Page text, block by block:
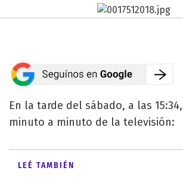
En la tarde del sábado, a las
minuto a minuto de la televisión:
LEÉ TAMBIÉN